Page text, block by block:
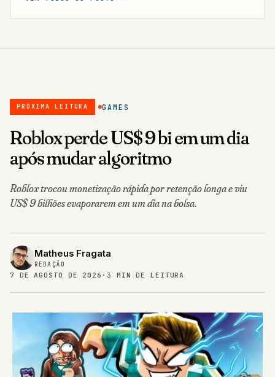
PRÓXIMA LEITURA GAMES
Roblox perde US$ 9 bi em um dia
após mudar algoritmo
Roblox trocou monetização rápida por retenção longa e viu
US$ 9 bilhões evaporarem em um dia na bolsa.
Matheus Fragata
REDAÇÃO
7 DE AGOSTO DE 2026 · 3 MIN DE LEITURA